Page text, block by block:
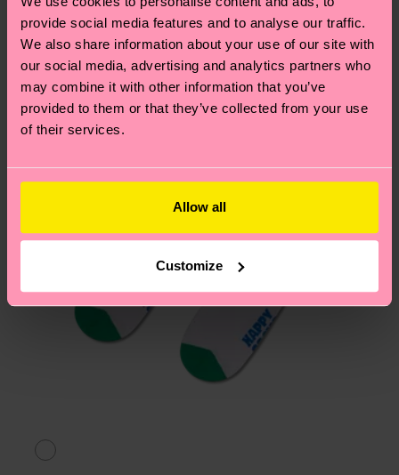
provide social media features and to analyse our traffic.
We also share information about your use of our site with
our social media, advertising and analytics partners who
may combine it with other information that you’ve
provided to them or that they’ve collected from your use
of their services.
Allow all
Customize
deinem Land abhängt.
Du hast Fragen zu einer Retoure? In unserem
Hilfebereich im Artikel
Retouren findest du die
am häufigsten gestellten Fragen.
Geschenkidee